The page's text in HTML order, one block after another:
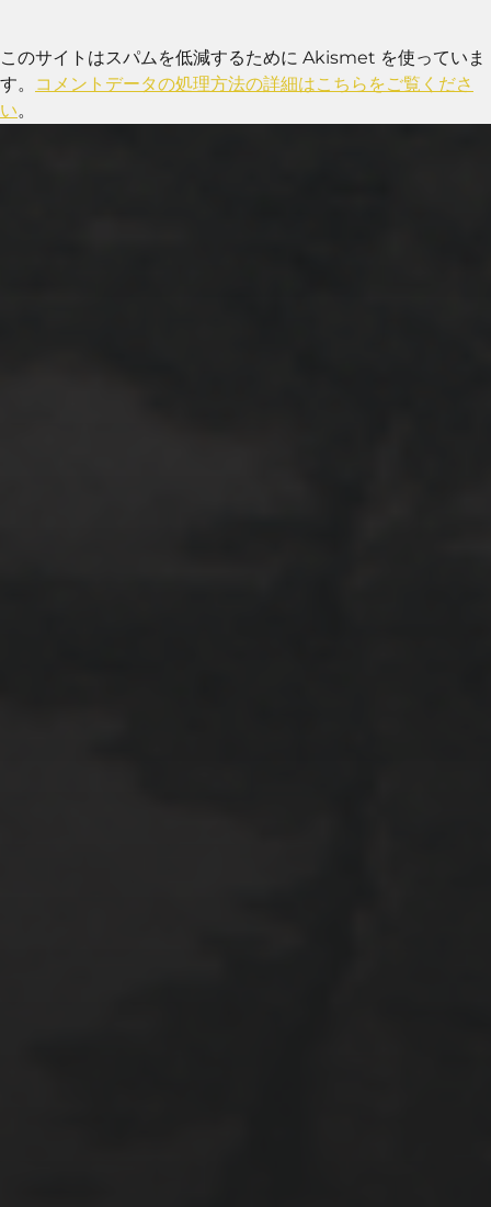
このサイトはスパムを低減するために Akismet を使っていま
す。
コメントデータの処理方法の詳細はこちらをご覧くださ
い。